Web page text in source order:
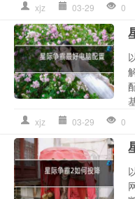
xjz 03-29 0
xjz 03-29 0